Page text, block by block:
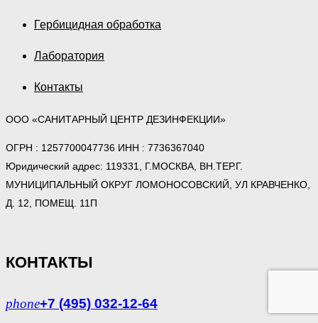
Гербицидная обработка
Лаборатория
Контакты
ООО «САНИТАРНЫЙ ЦЕНТР ДЕЗИНФЕКЦИИ»
ОГРН : 1257700047736 ИНН : 7736367040
Юридический адрес: 119331, Г.МОСКВА, ВН.ТЕР.Г.
МУНИЦИПАЛЬНЫЙ ОКРУГ ЛОМОНОСОВСКИЙ, УЛ КРАВЧЕНКО,
Д. 12, ПОМЕЩ. 11П
КОНТАКТЫ
phone+7 (495) 032-12-64